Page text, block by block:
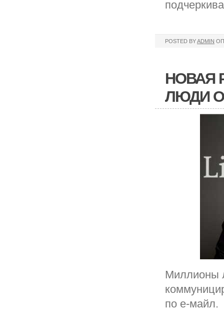
POSTED BYADMIN
НОВАЯ
ЛЮДИ
Миллионы
по е-майл.